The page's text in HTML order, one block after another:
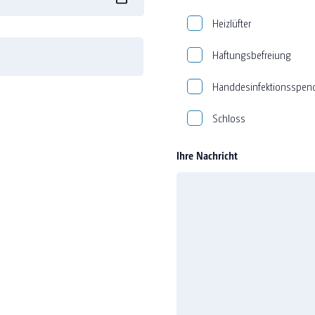
Heizlüfter
Haftungsbefreiung
Schloss
Ihre Nachricht